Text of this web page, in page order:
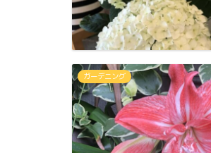
ガーデニング